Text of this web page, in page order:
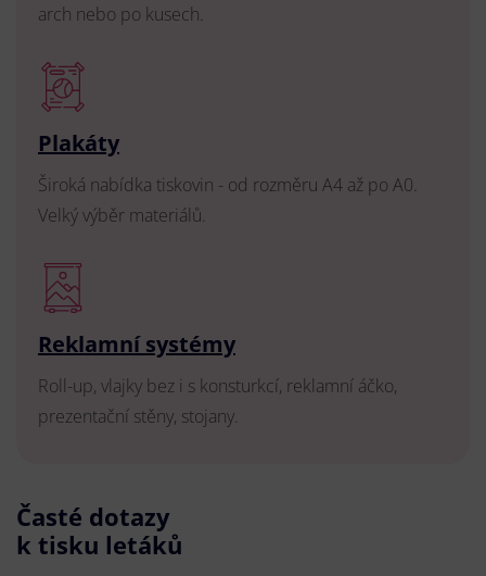
arch nebo po kusech.
Plakáty
Široká nabídka tiskovin - od rozměru A4 až po A0.
Velký výběr materiálů.
Reklamní systémy
Roll-up, vlajky bez i s konsturkcí, reklamní áčko,
prezentační stěny, stojany.
Časté dotazy
k tisku letáků